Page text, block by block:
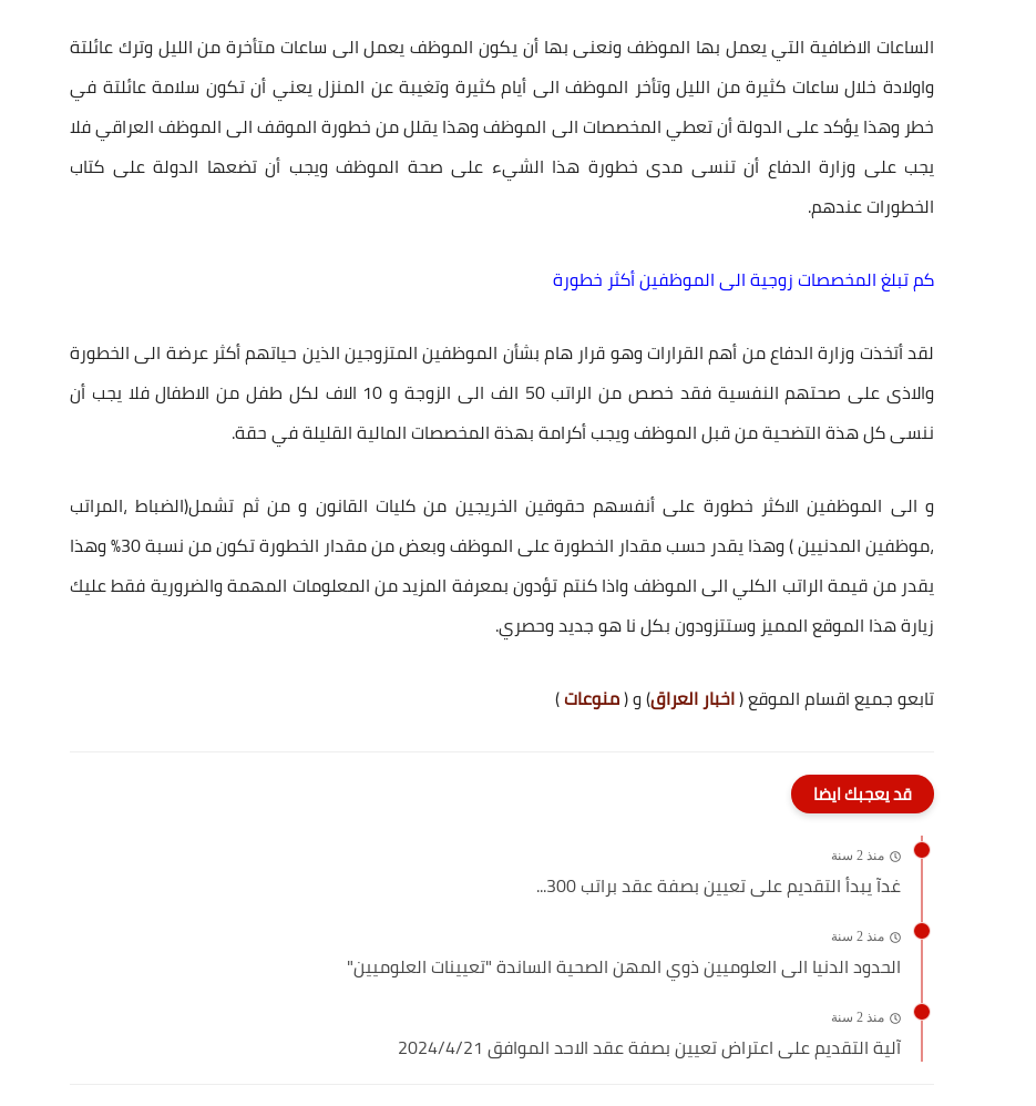
الساعات الاضافية التي يعمل بها الموظف ونعنى بها أن يكون الموظف يعمل الى ساعات متأخرة من الليل وترك عائلتة
واولادة خلال ساعات كثيرة من الليل وتأخر الموظف الى أيام كثيرة وتغيبة عن المنزل يعني أن تكون سلامة عائلتة في
خطر وهذا يؤكد على الدولة أن تعطي المخصصات الى الموظف وهذا يقلل من خطورة الموقف الى الموظف العراقي فلا
يجب على وزارة الدفاع أن تنسى مدى خطورة هذا الشيء على صحة الموظف ويجب أن تضعها الدولة على كتاب
الخطورات عندهم.
كم تبلغ المخصصات زوجية الى الموظفين أكثر خطورة
لقد أتخذت وزارة الدفاع من أهم القرارات وهو قرار هام بشأن الموظفين المتزوجين الذين حياتهم أكثر عرضة الى الخطورة
والاذى على صحتهم النفسية فقد خصص من الراتب 50 الف الى الزوجة و 10 الاف لكل طفل من الاطفال فلا يجب أن
ننسى كل هذة التضحية من قبل الموظف ويجب أكرامة بهذة المخصصات المالية القليلة في حقة.
و الى الموظفين الاكثر خطورة على أنفسهم حقوقين الخريجين من كليات القانون و من ثم تشمل(الضباط ،المراتب
،موظفين المدنيين ) وهذا يقدر حسب مقدار الخطورة على الموظف وبعض من مقدار الخطورة تكون من نسبة 30% وهذا
يقدر من قيمة الراتب الكلي الى الموظف واذا كنتم تؤدون بمعرفة المزيد من المعلومات المهمة والضرورية فقط عليك
زيارة هذا الموقع المميز وستتزودون بكل نا هو جديد وحصري.
تابعو جميع اقسام الموقع (اخبار العراق) و (منوعات)
قد يعجبك ايضا
منذ 2 سنة
غدآ يبدأ التقديم على تعيين بصفة عقد براتب 300...
منذ 2 سنة
الحدود الدنيا الى العلوميين ذوي المهن الصحية الساندة "تعيينات العلوميين"
منذ 2 سنة
آلية التقديم على اعتراض تعيين بصفة عقد الاحد الموافق 2024/4/21